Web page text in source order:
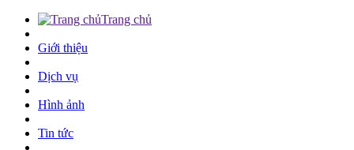
Trang chủ
Giới thiệu
Dịch vụ
Hình ảnh
Tin tức